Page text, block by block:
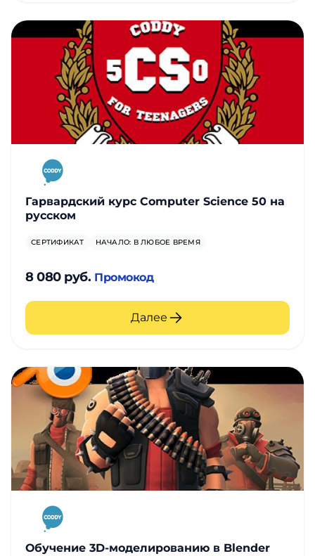
Гарвардский курс Computer Science 50 на
русском
СЕРТИФИКАТ НАЧАЛО: В ЛЮБОЕ ВРЕМЯ
8 080 руб. Промокод
Далее
Обучение 3D-моделированию в Blender